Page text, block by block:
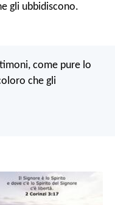
gli ubbidiscono.
come pure lo
che gli